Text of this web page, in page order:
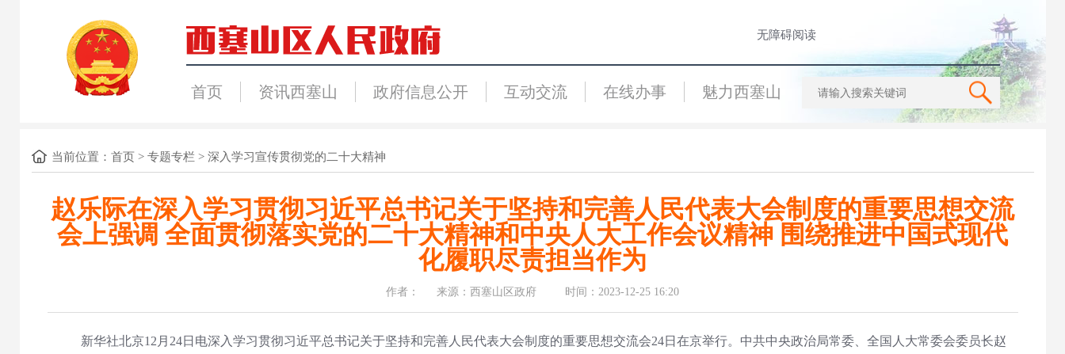
无障碍阅读
首页 资讯西塞山 政府信息公开 互动交流 在线办事 魅力西塞山
当前位置： 首页> 专题专栏 > 深入学习宣传贯彻党的二十大精神
赵乐际在深入学习贯彻习近平总书记关于坚持和完善人民代表大会制度的重要思想交流
会上强调 全面贯彻落实党的二十大精神和中央人大工作会议精神 围绕推进中国式现代
化履职尽责担当作为
作者： 来源：西塞山区政府 时间：2023-12-25 16:20
新华社北京12月24日电深入学习贯彻习近平总书记关于坚持和完善人民代表大会制度的重要思想交流会24日在京举行。中共中央政治局常委、全国人大常委会委员长赵